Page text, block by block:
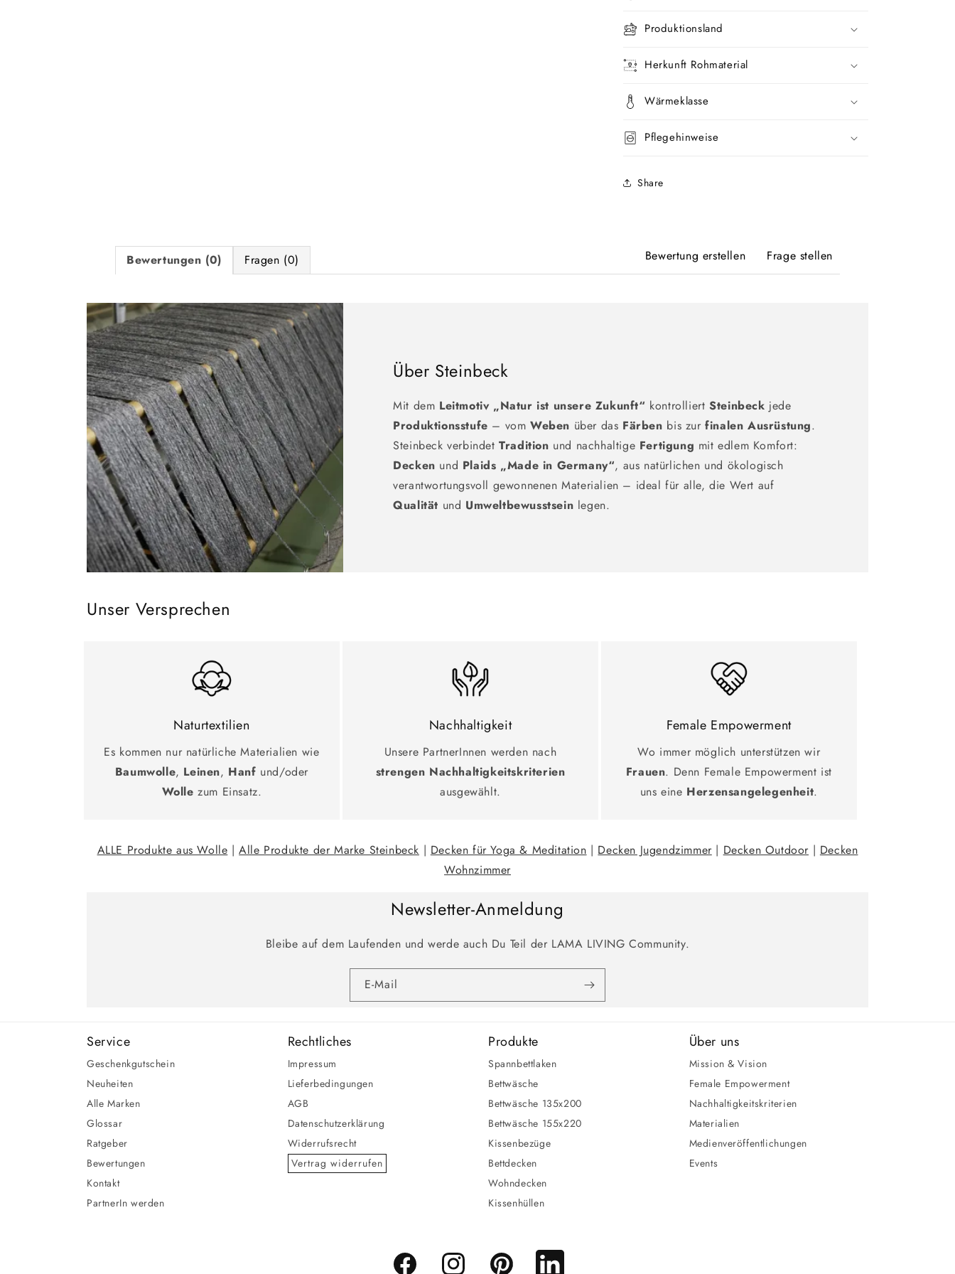
Produktionsland
Herkunft Rohmaterial
Wärmeklasse
Pflegehinweise
Share
Bewertung erstellen Frage stellen
Bewertungen (0) Fragen (0)
Über Steinbeck
Mit dem Leitmotiv „Natur ist unsere Zukunft“ kontrolliertSteinbeck jede
Produktionsstufe – vomWeben über das Färben bis zurfinalen Ausrüstung.
Steinbeck verbindetTradition und nachhaltige Fertigung mit edlem Komfort:
Decken und Plaids „Made in Germany“, aus natürlichen und ökologisch
verantwortungsvoll gewonnenen Materialien – ideal für alle, die Wert auf
Qualität und Umweltbewusstsein legen.
Unser Versprechen
Naturtextilien
Es kommen nur natürliche Materialien wie
Baumwolle, Leinen, Hanf und/oder
Wolle zum Einsatz.
Nachhaltigkeit
Unsere PartnerInnen werden nach
strengen Nachhaltigkeitskriterien
ausgewählt.
Female Empowerment
Wo immer möglich unterstützen wir
Frauen. Denn Female Empowerment ist
uns eine Herzensangelegenheit.
ALLE Produkte aus Wolle |Alle Produkte der Marke Steinbeck | Decken für Yoga & Meditation | Decken Jugendzimmer| Decken Outdoor | Decken
Wohnzimmer
Newsletter-Anmeldung
Bleibe auf dem Laufenden und werde auch Du Teil der LAMA LIVING Community.
E-Mail
Service
Geschenkgutschein
Neuheiten
Alle Marken
Glossar
Ratgeber
Bewertungen
Kontakt
PartnerIn werden
Rechtliches
Impressum
Lieferbedingungen
AGB
Datenschutzerklärung
Widerrufsrecht
Vertrag widerrufen
Produkte
Spannbettlaken
Bettwäsche
Bettwäsche 135x200
Bettwäsche 155x220
Kissenbezüge
Bettdecken
Wohndecken
Kissenhüllen
Über uns
Mission & Vision
Female Empowerment
Nachhaltigkeitskriterien
Materialien
Medienveröffentlichungen
Events